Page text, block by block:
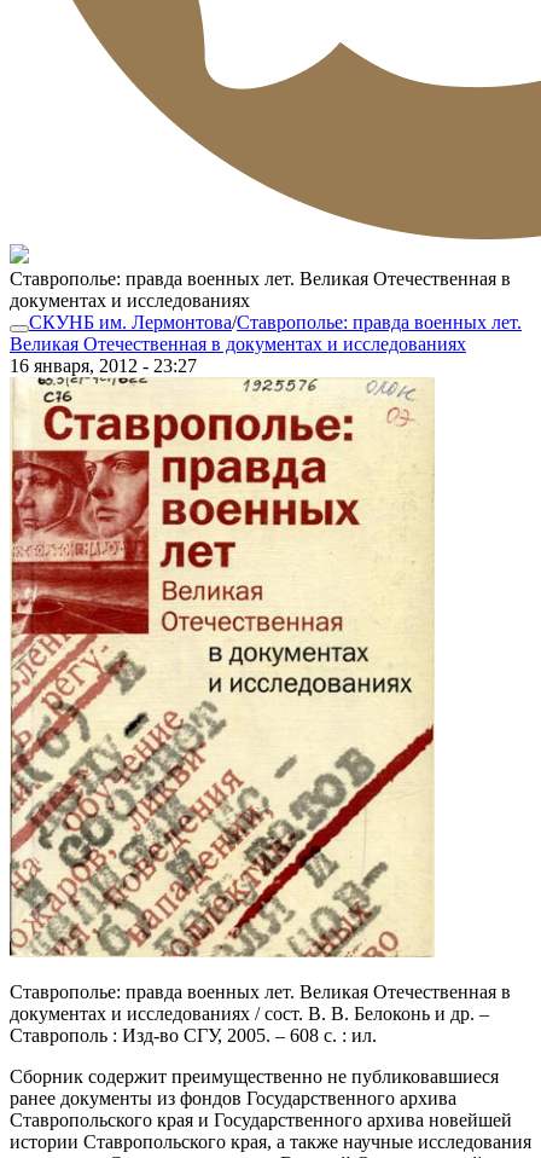
Ставрополье: правда военных лет. Великая Отечественная в
документах и исследованиях
СКУНБ им. Лермонтова/Ставрополье: правда военных лет.
Великая Отечественная в документах и исследованиях
16 января, 2012 - 23:27
Ставрополье: правда военных лет. Великая Отечественная в
документах и исследованиях / сост. В. В. Белоконь и др. –
Ставрополь : Изд-во СГУ, 2005. – 608 с. : ил.
Сборник содержит преимущественно не публиковавшиеся
ранее документы из фондов Государственного архива
Ставропольского края и Государственного архива новейшей
истории Ставропольского края, а также научные исследования